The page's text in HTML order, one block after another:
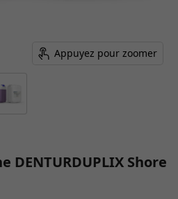
Appuyez pour zoomer
DENTURDUPLIX Shore